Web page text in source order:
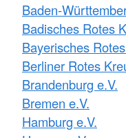
Baden-
Badisches Rotes
Bayerisches
Berliner Rotes
Brandenburg e.V.
Bremen e.V.
Hamburg e.V.